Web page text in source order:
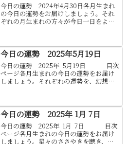
今日の運勢 2024年4月30日各月生まれ
の今日の運勢をお届けしましょう。それ
ぞれの月生まれの方々が今日一日をより
レーションとなることを願っています。1.
山羊座:(12...
今日の運勢 2025年5月19日
今日の運勢 2025年 5月19日 目次
ぺージ各月生まれの今日の運勢をお届け
しましょう。それぞれの運勢を、幻想的
色と数字もご紹介しましょう。...
今日の運勢 2025年 1月 7日
今日の運勢 2025年 1月 7日 目次
ぺージ各月生まれの今日の運勢をお届け
しましょう。星々のささやきを聴き、各